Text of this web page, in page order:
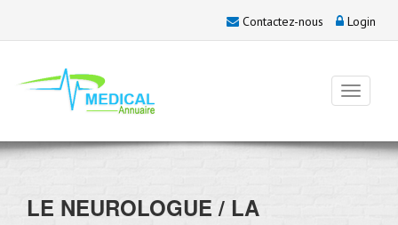
Contactez-nous Login
LE NEUROLOGUE / LA